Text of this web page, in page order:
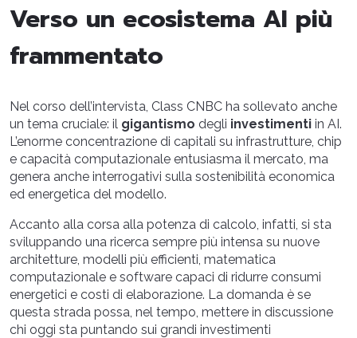
Verso un ecosistema AI più
frammentato
Nel corso dell’intervista, Class CNBC ha sollevato anche
un tema cruciale: il gigantismo degli investimenti in AI.
L’enorme concentrazione di capitali su infrastrutture, chip
e capacità computazionale entusiasma il mercato, ma
genera anche interrogativi sulla sostenibilità economica
ed energetica del modello.
Accanto alla corsa alla potenza di calcolo, infatti, si sta
sviluppando una ricerca sempre più intensa su nuove
architetture, modelli più efficienti, matematica
computazionale e software capaci di ridurre consumi
energetici e costi di elaborazione. La domanda è se
questa strada possa, nel tempo, mettere in discussione
chi oggi sta puntando sui grandi investimenti